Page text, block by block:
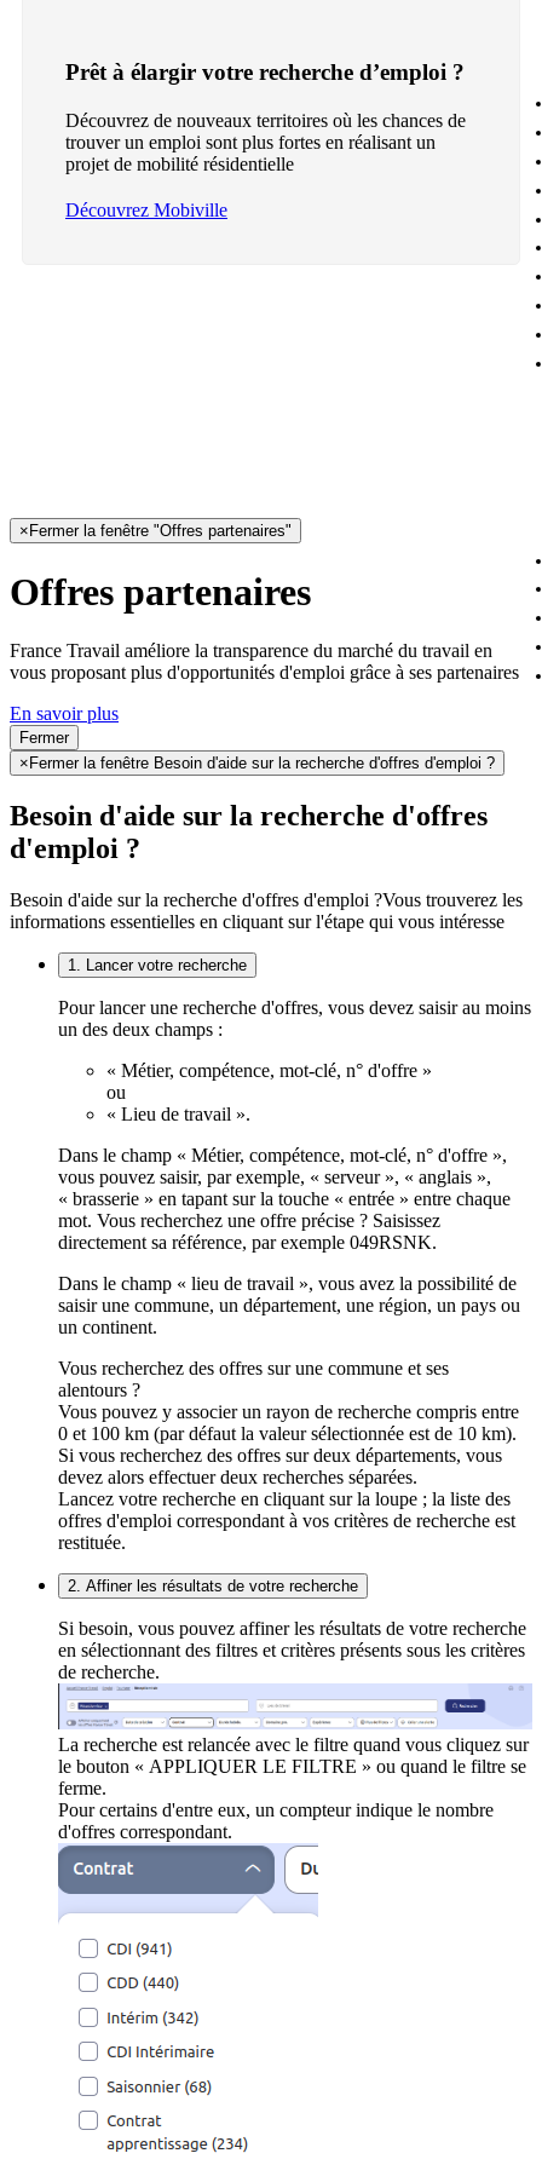
Prêt à élargir votre recherche d’emploi ?
Découvrez de nouveaux territoires où les chances de
trouver un emploi sont plus fortes en réalisant un
projet de mobilité résidentielle
Découvrez Mobiville
× Fermer la fenêtre "Offres partenaires"
Offres partenaires
France Travail améliore la transparence du marché du travail en
vous proposant plus d'opportunités d'emploi grâce à ses partenaires
En savoir plus
Fermer
× Fermer la fenêtre Besoin d'aide sur la recherche d'offres d'emploi ?
Besoin d'aide sur la recherche d'offres
d'emploi ?
Besoin d'aide sur la recherche d'offres d'emploi ?Vous trouverez les
informations essentielles en cliquant sur l'étape qui vous intéresse
1. Lancer votre recherche
Pour lancer une recherche d'offres, vous devez saisir au moins
un des deux champs :
« Métier, compétence, mot-clé, n° d'offre »
ou
« Lieu de travail ».
Dans le champ « Métier, compétence, mot-clé, n° d'offre »,
vous pouvez saisir, par exemple, « serveur », « anglais »,
« brasserie » en tapant sur la touche « entrée » entre chaque
mot. Vous recherchez une offre précise ? Saisissez
directement sa référence, par exemple 049RSNK.
Dans le champ « lieu de travail », vous avez la possibilité de
saisir une commune, un département, une région, un pays ou
un continent.
Vous recherchez des offres sur une commune et ses
alentours ?
Vous pouvez y associer un rayon de recherche compris entre
0 et 100 km (par défaut la valeur sélectionnée est de 10 km).
Si vous recherchez des offres sur deux départements, vous
devez alors effectuer deux recherches séparées.
Lancez votre recherche en cliquant sur la loupe ; la liste des
offres d'emploi correspondant à vos critères de recherche est
restituée.
2. Affiner les résultats de votre recherche
Si besoin, vous pouvez affiner les résultats de votre recherche
en sélectionnant des filtres et critères présents sous les critères
de recherche.
La recherche est relancée avec le filtre quand vous cliquez sur
le bouton « APPLIQUER LE FILTRE » ou quand le filtre se
ferme.
Pour certains d'entre eux, un compteur indique le nombre
d'offres correspondant.